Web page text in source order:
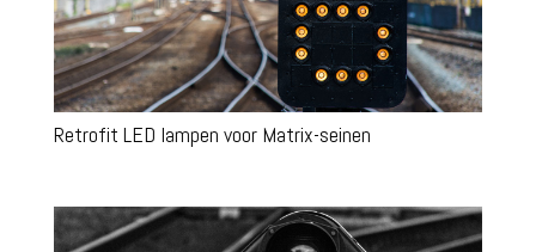
Retrofit LED lampen voor Matrix-seinen